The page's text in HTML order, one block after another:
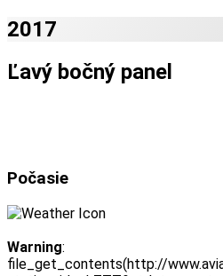
2017
Ľavý bočný panel
Počasie
Warning:
file_get_contents(http://